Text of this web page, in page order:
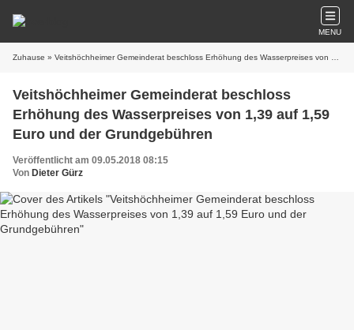
MENU
Zuhause » Veitshöchheimer Gemeinderat beschloss Erhöhung des Wasserpreises von 1,39 auf 1,59 Euro und der Grundgebühren
Veitshöchheimer Gemeinderat beschloss
Erhöhung des Wasserpreises von 1,39 auf 1,59
Euro und der Grundgebühren
Veröffentlicht am 09.05.2018 08:15
Von Dieter Gürz